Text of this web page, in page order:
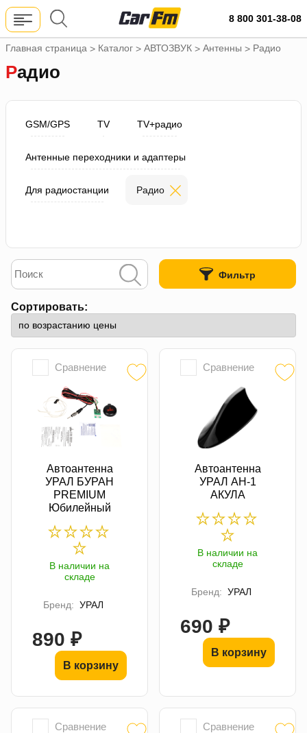
8 800 301-38-08
Главная страница > Каталог > АВТОЗВУК > Антенны > Радио
Радио
GSM/GPS TV TV+радио
Антенные переходники и адаптеры
Для радиостанции Радио
Фильтр
Сортировать:
Сравнение
Автоантенна
УРАЛ БУРАН
PREMIUM
Юбилейный
В наличии на
складе
Бренд: УРАЛ
890 ₽
В корзину
Сравнение
Автоантенна
УРАЛ АН-1
АКУЛА
В наличии на
складе
Бренд: УРАЛ
690 ₽
В корзину
Сравнение Сравнение